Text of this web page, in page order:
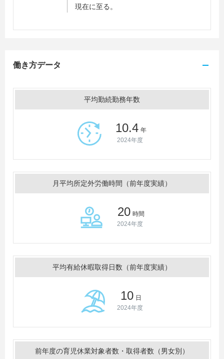
現在に至る。
働き方データ
平均勤続勤務年数
10.4 年
2024年度
月平均所定外労働時間（前年度実績）
20 時間
2024年度
平均有給休暇取得日数（前年度実績）
10 日
2024年度
前年度の育児休業対象者数・取得者数（男女別）